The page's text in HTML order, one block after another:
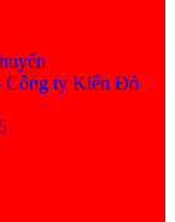
Công ty Kiến Đỏ